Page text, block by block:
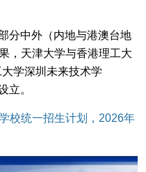
分中外（内地与港澳台地
，天津大学与香港理工大
学深圳未来技术学
立。
校统一招生计划，2026年